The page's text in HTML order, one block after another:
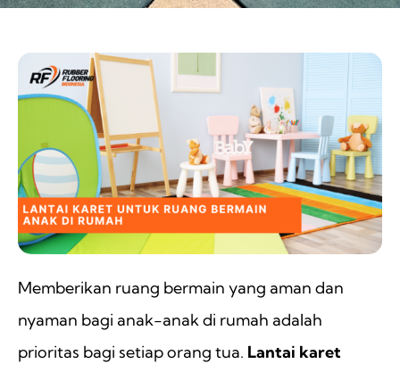
Memberikan ruang bermain yang aman dan
nyaman bagi anak-anak di rumah adalah
prioritas bagi setiap orang tua. Lantai karet